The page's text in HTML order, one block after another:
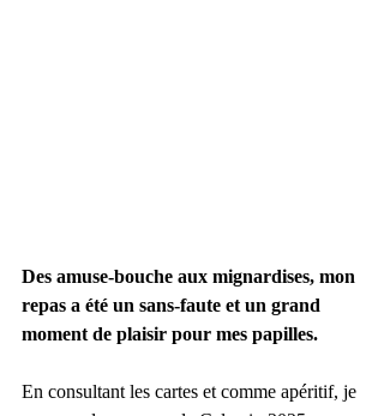
Des amuse-bouche aux mignardises, mon
repas a été un sans-faute et un grand
moment de plaisir pour mes papilles.
En consultant les cartes et comme apéritif, je